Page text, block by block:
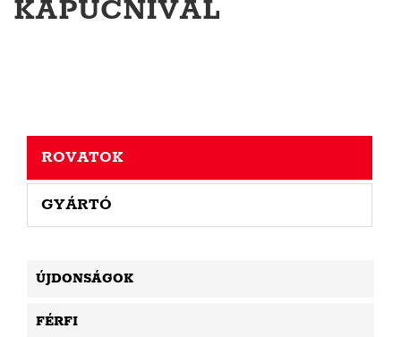
KAPUCNIVAL
ROVATOK
GYÁRTÓ
ÚJDONSÁGOK
FÉRFI